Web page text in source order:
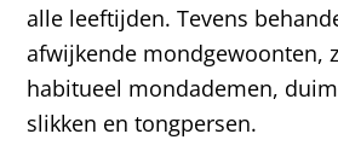
alle leeftijden. Tevens
afwijkende mondgewoonten,
habitueel mondademen,
slikken en tongpersen.